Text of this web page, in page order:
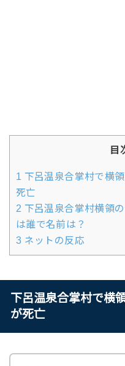
目
1 下呂温泉合掌村で横
死亡
2 下呂温泉合掌村横領
は誰で名前は？
3 ネットの反応
下呂温泉合掌村で横
が死亡